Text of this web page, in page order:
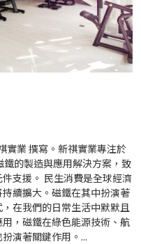
實業 撰寫。新祺實業專注於
的製造與應用解決方案，致
支援。 民生消費是全球經濟
續擴大。磁鐵在其中扮演著
在我們的日常生活中默默且
，磁鐵在綠色能源技術、航
演著關鍵作用。...